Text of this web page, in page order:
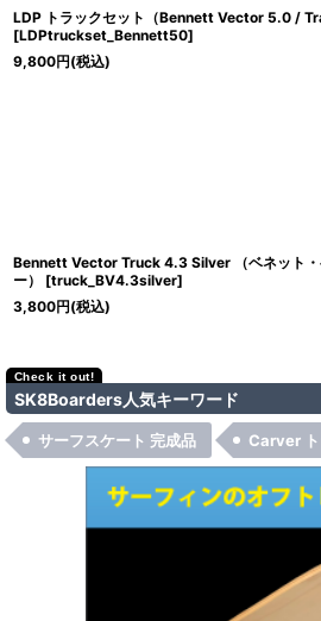
LDP トラックセット（Bennett Vector 5.0 /
[LDPtruckset_Bennett50]
9,800円(税込)
Bennett Vector Truck 4.3 Silver （ベネット
ー）
[truck_BV4.3silver]
3,800円(税込)
SK8Boarders人気キーワード
サーフスケート 完成品 Carver ト